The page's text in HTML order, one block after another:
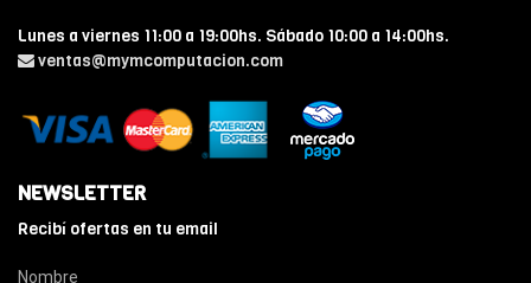
Lunes a viernes 11:00 a 19:00hs. Sábado 10:00 a 14:00hs.
ventas@mymcomputacion.com
NEWSLETTER
Recibí ofertas en tu email